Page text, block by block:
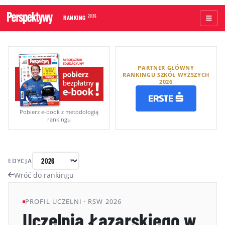
RANKING 2026
STRONA GŁÓWNA
UCZELNIE AKADEMICKIE
UCZELNIE ZAWODOWE
RANKINGI WG TYPÓW UCZELNI
RANKINGI WG GRUP KRYTERIÓW
RANKING KIERUNKÓW STUDIÓW
METODOLOGIA
Pobierz e-book z metodologią
rankingu
PARTNER GŁÓWNY
RANKINGU SZKÓŁ WYŻSZYCH
2026
Wróć do rankingu
EDYCJA
PROFIL UCZELNI · RSW 2026
Uczelnia Łazarskiego w